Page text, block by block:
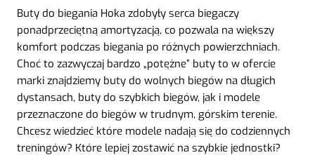
Buty do biegania Hoka zdobyły serca biegaczy
ponadprzeciętną amortyzacją, co pozwala na większy
komfort podczas biegania po różnych powierzchniach.
Choć to zazwyczaj bardzo „potężne” buty to w ofercie
marki znajdziemy buty do wolnych biegów na długich
dystansach, buty do szybkich biegów, jak i modele
przeznaczone do biegów w trudnym, górskim terenie.
Chcesz wiedzieć które modele nadają się do codziennych
treningów? Które lepiej zostawić na szybkie jednostki?